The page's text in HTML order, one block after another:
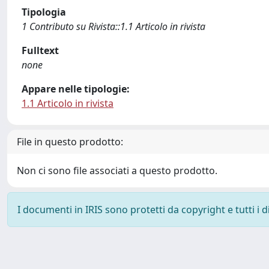
Tipologia
1 Contributo su Rivista::1.1 Articolo in rivista
Fulltext
none
Appare nelle tipologie:
1.1 Articolo in rivista
File in questo prodotto:
Non ci sono file associati a questo prodotto.
I documenti in IRIS sono protetti da copyright e tutti i